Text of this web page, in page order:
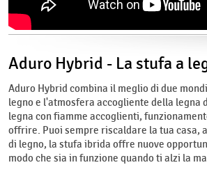
Aduro Hybrid - La stufa a
Aduro Hybrid combina il meglio di due
legno e l'atmosfera accogliente della legna
legna con fiamme accoglienti,
offrire. Puoi sempre riscaldare la tua casa,
di legno, la stufa ibrida offre nuove
modo che sia in funzione quando ti alzi la